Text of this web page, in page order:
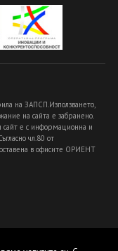
на ЗАПСП.Използването,
на сайта е забранено.
сайт е с информационна и
чл.80 от
в офисите ОРИЕНТ